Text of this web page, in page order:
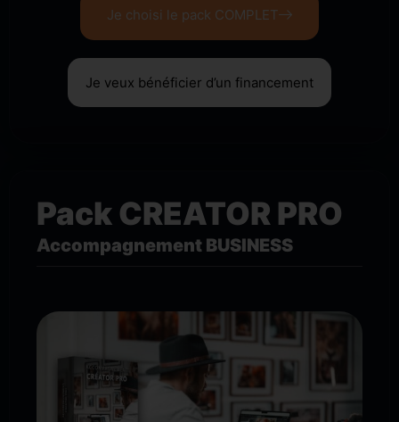
Je choisi le pack COMPLET
Je veux bénéficier d’un financement
Pack CREATOR PRO
Accompagnement BUSINESS